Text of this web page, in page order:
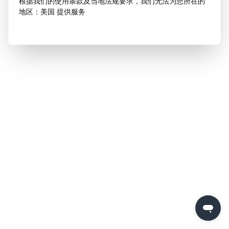
地区：美国 提供服务